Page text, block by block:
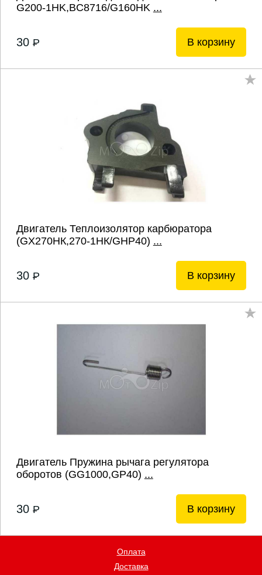
G200-1HK,BC8716/G160HK ...
30 P В корзину
Двигатель Теплоизолятор карбюратора
(GХ270НК,270-1НК/GHP40) ...
30 P В корзину
Двигатель Пружина рычага регулятора
оборотов (GG1000,GP40) ...
30 P В корзину
Оплата
Доставка